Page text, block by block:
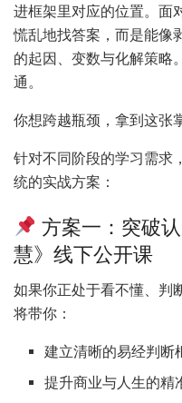
进框架里对应的位置。面
慌乱地找答案，而是能像
的起因、变数与化解策略
通。
你想跨越瓶颈，拿到这张
针对不同阶段的学习需求
统的实战方案：
方案一：突破
慧》线下公开课
如果你正处于看不懂、判
将带你：
建立清晰的易经判断
提升商业与人生的精